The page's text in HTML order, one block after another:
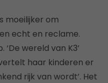
moeilijker om
echt en reclame.
wereld van K3’
haar kinderen er
rijk van wordt’. Het